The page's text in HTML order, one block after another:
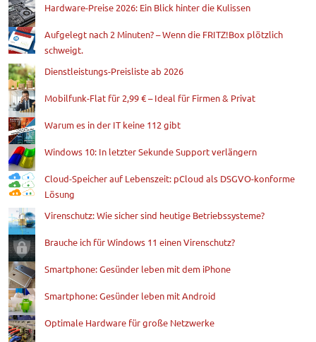
Hardware-Preise 2026: Ein Blick hinter die Kulissen
Aufgelegt nach 2 Minuten? – Wenn die FRITZ!Box plötzlich
schweigt.
Dienstleistungs-Preisliste ab 2026
Mobilfunk-Flat für 2,99 € – Ideal für Firmen & Privat
Warum es in der IT keine 112 gibt
Windows 10: In letzter Sekunde Support verlängern
Cloud-Speicher auf Lebenszeit: pCloud als DSGVO-konforme
Lösung
Virenschutz: Wie sicher sind heutige Betriebssysteme?
Brauche ich für Windows 11 einen Virenschutz?
Smartphone: Gesünder leben mit dem iPhone
Smartphone: Gesünder leben mit Android
Optimale Hardware für große Netzwerke